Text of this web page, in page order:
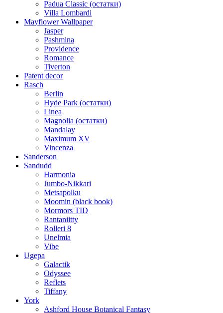
Padua Classic (остатки)
Villa Lombardi
Mayflower Wallpaper
Jasper
Pashmina
Providence
Romance
Tiverton
Patent decor
Rasch
Berlin
Hyde Park (остатки)
Linea
Magnolia (остатки)
Mandalay
Maximum XV
Vincenza
Sanderson
Sandudd
Harmonia
Jumbo-Nikkari
Metsapolku
Moomin (black book)
Mormors TID
Rantaniitty
Rolleri 8
Unelmia
Vibe
Ugepa
Galactik
Odyssee
Reflets
Tiffany
York
Ashford House Botanical Fantasy